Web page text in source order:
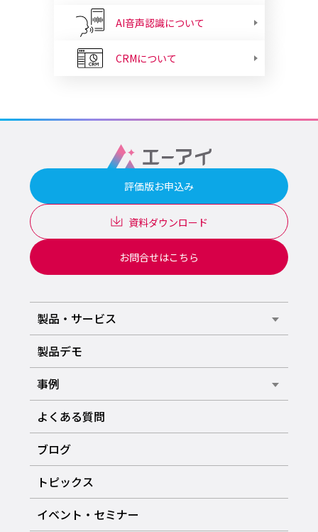
AI音声認識について
CRMについて
評価版お申込み
資料ダウンロード
お問合せはこちら
製品・サービス
製品デモ
事例
よくある質問
ブログ
トピックス
イベント・セミナー